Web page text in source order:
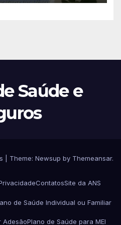
Saúde e
Theme: Newsup by Themeansar.
ContatosSite da ANS
de Saúde Individual ou Familiar
AdesãoPlano de Saúde para MEI